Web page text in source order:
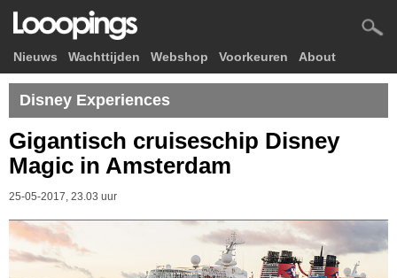
Nieuws Wachttijden Webshop Voorkeuren About
Disney Experiences
Gigantisch cruiseschip Disney
Magic in Amsterdam
25-05-2017, 23.03 uur